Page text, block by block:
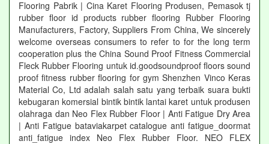
Flooring Pabrik | Cina Karet Flooring Produsen, Pemasok tj
rubber floor id products rubber flooring Rubber Flooring
Manufacturers, Factory, Suppliers From China, We sincerely
welcome overseas consumers to refer to for the long term
cooperation plus the China Sound Proof Fitness Commercial
Fleck Rubber Flooring untuk id.goodsoundproof floors sound
proof fitness rubber flooring for gym Shenzhen Vinco Keras
Material Co, Ltd adalah salah satu yang terbaik suara bukti
kebugaran komersial bintik bintik lantai karet untuk produsen
olahraga dan Neo Flex Rubber Floor | Anti Fatigue Dry Area
| Anti Fatigue bataviakarpet catalogue anti fatigue_doormat
anti_fatigue index Neo Flex Rubber Floor. NEO FLEX